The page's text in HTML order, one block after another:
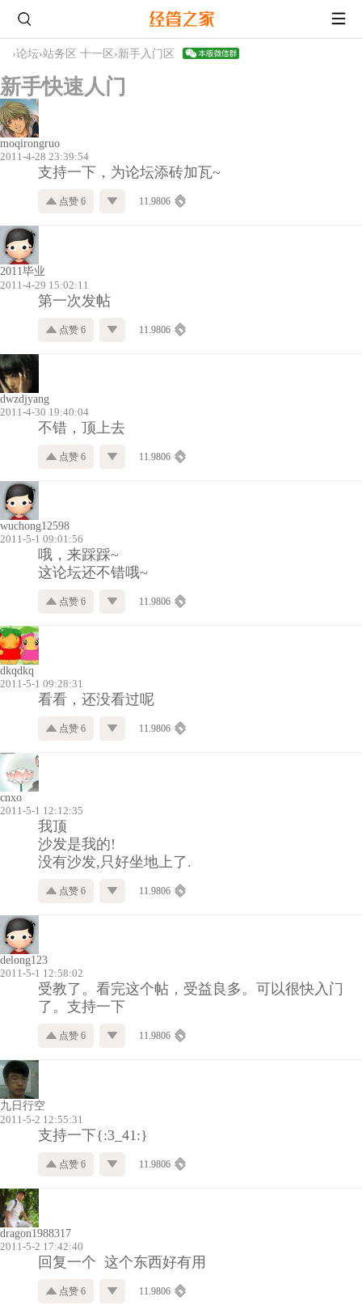
›论坛›站务区 十一区 ›新手入门区
新手快速人门
moqirongruo
2011-4-28 23:39:54
支持一下，为论坛添砖加瓦~
点赞 6 11.9806
2011毕业
2011-4-29 15:02:11
第一次发帖
点赞 6 11.9806
dwzdjyang
2011-4-30 19:40:04
不错，顶上去
点赞 6 11.9806
wuchong12598
2011-5-1 09:01:56
哦，来踩踩~
这论坛还不错哦~
点赞 6 11.9806
dkqdkq
2011-5-1 09:28:31
看看，还没看过呢
点赞 6 11.9806
cnxo
2011-5-1 12:12:35
我顶
沙发是我的!
没有沙发,只好坐地上了.
点赞 6 11.9806
delong123
2011-5-1 12:58:02
受教了。看完这个帖，受益良多。可以很快入门
了。支持一下
点赞 6 11.9806
九日行空
2011-5-2 12:55:31
支持一下{:3_41:}
点赞 6 11.9806
dragon1988317
2011-5-2 17:42:40
回复一个 这个东西好有用
点赞 6 11.9806